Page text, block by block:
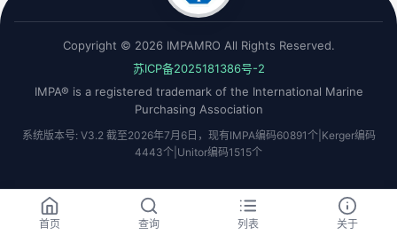
首页 查询 列表 关于
Copyright © 2026 IMPAMRO All Rights Reserved.
苏ICP备2025181386号-2
IMPA® is a registered trademark of the International Marine
Purchasing Association
系统版本号: V3.2 截至2026年7月6日，现有IMPA编码60891个|Kerger编码
4443个|Unitor编码1515个